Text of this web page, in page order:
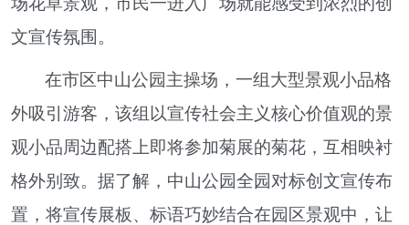
文宣传氛围。
在市区中山公园主操场，一组大型景观小品格
外吸引游客，该组以宣传社会主义核心价值观的景
观小品周边配搭上即将参加菊展的菊花，互相映衬
格外别致。据了解，中山公园全园对标创文宣传布
置，将宣传展板、标语巧妙结合在园区景观中，让